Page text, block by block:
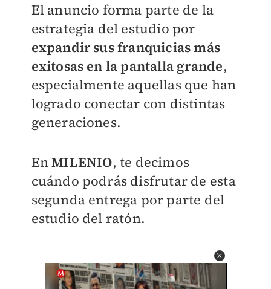
El anuncio forma parte de la
estrategia del estudio por
expandir sus franquicias más
exitosas en la pantalla grande,
especialmente aquellas que han
logrado conectar con distintas
generaciones.
EnMILENIO, te decimos
cuándo podrás disfrutar de esta
segunda entrega por parte del
estudio del ratón.